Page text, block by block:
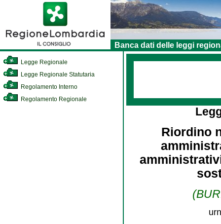
Banca dati delle leggi
Legge Regionale
Legge Regionale Statutaria
Regolamento Interno
Regolamento Regionale
Riordino